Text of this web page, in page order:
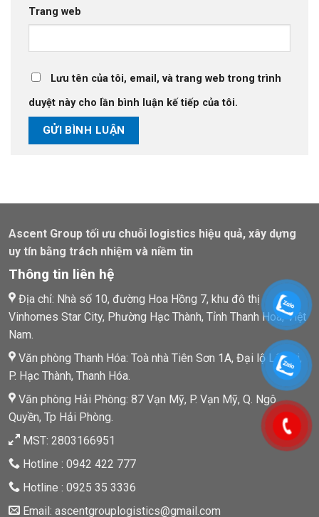
Trang web
Lưu tên của tôi, email, và trang web trong trình
duyệt này cho lần bình luận kế tiếp của tôi.
Ascent Group tối ưu chuỗi logistics hiệu quả, xây dựng
uy tín bằng trách nhiệm và niềm tin
Thông tin liên hệ
Địa chỉ: Nhà số 10, đường Hoa Hồng 7, khu đô thị
Vinhomes Star City, Phường Hạc Thành, Tỉnh Thanh Hoá, Việt
Nam.
Văn phòng Thanh Hóa: Toà nhà Tiên Sơn 1A, Đại lộ Lê Lợi,
P. Hạc Thành, Thanh Hóa.
Văn phòng Hải Phòng: 87 Vạn Mỹ, P. Vạn Mỹ, Q. Ngô
Quyền, Tp Hải Phòng.
MST: 2803166951
Hotline : 0942 422 777
Hotline : 0925 35 3336
Email: ascentgrouplogistics@gmail.com